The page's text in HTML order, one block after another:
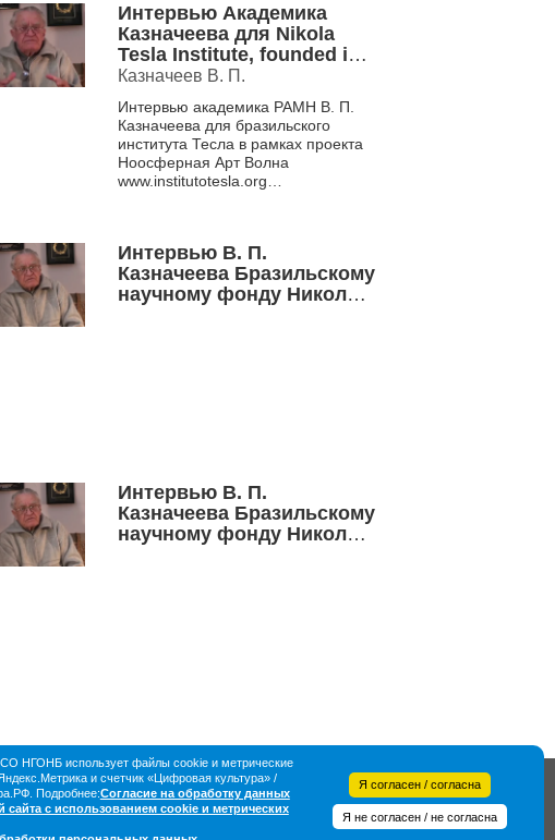
Интервью Академика
Казначеева для Nikola
Tesla Institute, founded in
Brasilia от 8 июня 2013
Казначеев В. П.
Интервью академика РАМН В. П.
Казначеева для бразильского
института Тесла в рамках проекта
Ноосферная Арт Волна
www.institutotesla.org
Интервью В. П.
Казначеева Бразильскому
научному фонду Николы
Интервью В. П.
Казначеева Бразильскому
научному фонду Николы
НГОНБ использует файлы cookie и метрические
и счетчик «Цифровая культура» /
Подробнее:Согласие на обработку данных
сайта с использованием cookie и метрических
Я согласен / согласна
Я не согласен / не согласна